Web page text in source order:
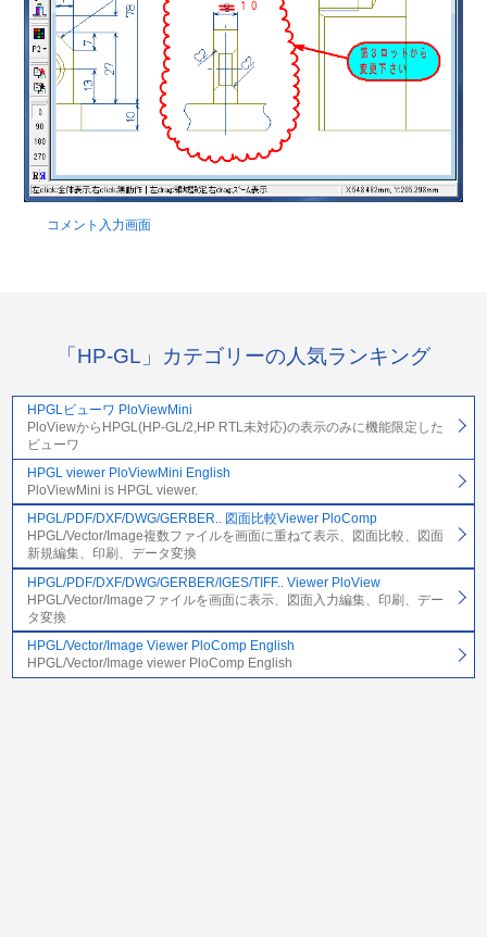
コメント入力画面
「HP-GL」カテゴリーの人気ランキング
HPGLビューワ PloViewMini
PloViewからHPGL(HP-GL/2,HP RTL未対応)の表示のみに機能限定した
ビューワ
HPGL viewer PloViewMini English
PloViewMini is HPGL viewer.
HPGL/PDF/DXF/DWG/GERBER.. 図面比較Viewer PloComp
HPGL/Vector/Image複数ファイルを画面に重ねて表示、図面比較、図面
新規編集、印刷、データ変換
HPGL/PDF/DXF/DWG/GERBER/IGES/TIFF.. Viewer PloView
HPGL/Vector/Imageファイルを画面に表示、図面入力編集、印刷、デー
タ変換
HPGL/Vector/Image Viewer PloComp English
HPGL/Vector/Image viewer PloComp English